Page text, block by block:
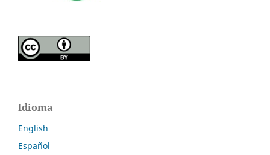
Idioma
English
Español